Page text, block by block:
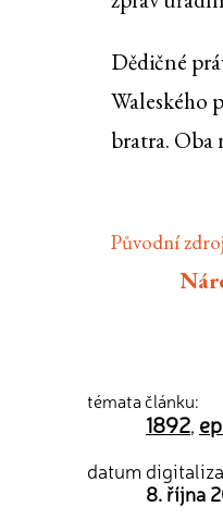
Dědičné
Waleského
bratra.
Původní
témata článku:
1892,
datum
8. října